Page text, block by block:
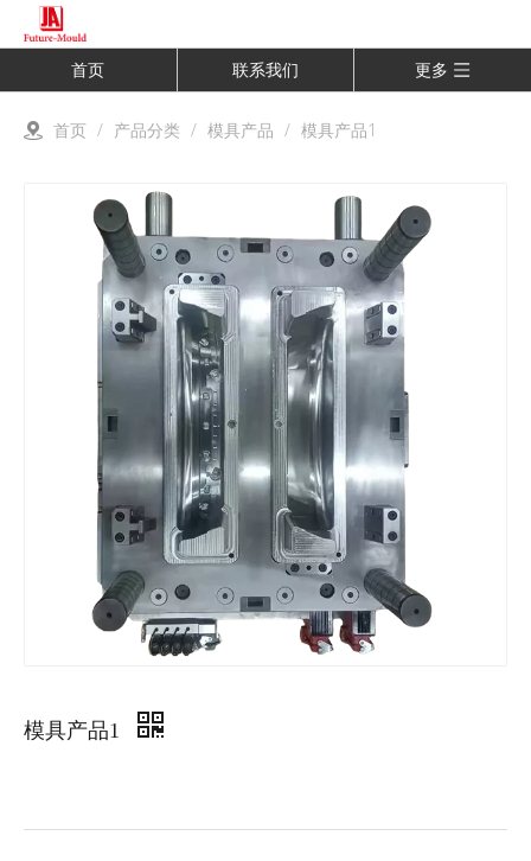
首页 联系我们 更多
首页 / 产品分类 / 模具产品 / 模具产品1
模具产品1